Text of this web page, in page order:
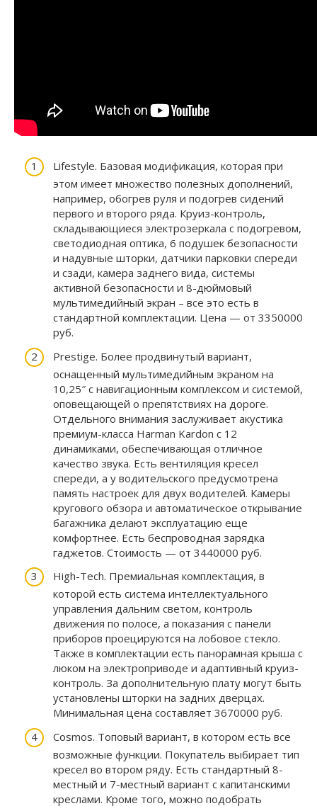
Lifestyle. Базовая модификация, которая при
этом имеет множество полезных дополнений,
например, обогрев руля и подогрев сидений
первого и второго ряда. Круиз-контроль,
складывающиеся электрозеркала с подогревом,
светодиодная оптика, 6 подушек безопасности
и надувные шторки, датчики парковки спереди
и сзади, камера заднего вида, системы
активной безопасности и 8-дюймовый
мультимедийный экран – все это есть в
стандартной комплектации. Цена — от 3350000
руб.
Prestige. Более продвинутый вариант,
оснащенный мультимедийным экраном на
10,25″ с навигационным комплексом и системой,
оповещающей о препятствиях на дороге.
Отдельного внимания заслуживает акустика
премиум-класса Harman Kardon с 12
динамиками, обеспечивающая отличное
качество звука. Есть вентиляция кресел
спереди, а у водительского предусмотрена
память настроек для двух водителей. Камеры
кругового обзора и автоматическое открывание
багажника делают эксплуатацию еще
комфортнее. Есть беспроводная зарядка
гаджетов. Стоимость — от 3440000 руб.
High-Tech. Премиальная комплектация, в
которой есть система интеллектуального
управления дальним светом, контроль
движения по полосе, а показания с панели
приборов проецируются на лобовое стекло.
Также в комплектации есть панорамная крыша с
люком на электроприводе и адаптивный круиз-
контроль. За дополнительную плату могут быть
установлены шторки на задних дверцах.
Минимальная цена составляет 3670000 руб.
Cosmos. Топовый вариант, в котором есть все
возможные функции. Покупатель выбирает тип
кресел во втором ряду. Есть стандартный 8-
местный и 7-местный вариант с капитанскими
креслами. Кроме того, можно подобрать